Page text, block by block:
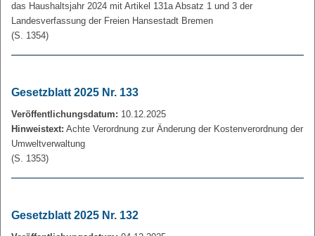
das Haushaltsjahr 2024 mit Artikel 131a Absatz 1 und 3 der
Landesverfassung der Freien Hansestadt Bremen
(S. 1354)
Gesetzblatt 2025 Nr. 133
Veröffentlichungsdatum: 10.12.2025
Hinweistext: Achte Verordnung zur Änderung der Kostenverordnung der
Umweltverwaltung
(S. 1353)
Gesetzblatt 2025 Nr. 132